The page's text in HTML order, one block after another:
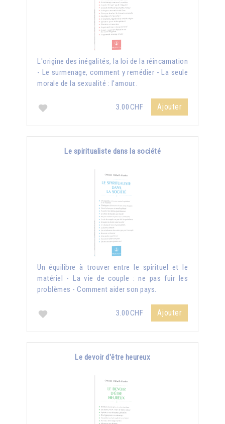
L'origine des inégalités, la loi de la réincarnation
- Le surmenage, comment y remédier - La seule
morale de la sexualité : l'amour..
3.00CHF Ajouter
Le spiritualiste dans la société
Un équilibre à trouver entre le spirituel et le
matériel - La vie de couple : ne pas fuir les
problèmes - Comment aider son pays.
3.00CHF Ajouter
Le devoir d'être heureux